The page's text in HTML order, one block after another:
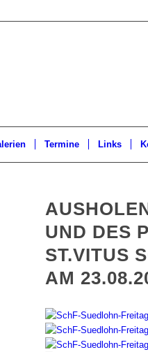
Termine Links
UND DES
ST.VITUS
AM